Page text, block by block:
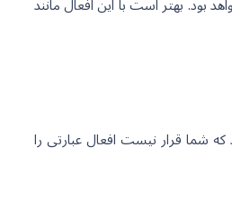
شما قرار نیست افعال عبارتی را